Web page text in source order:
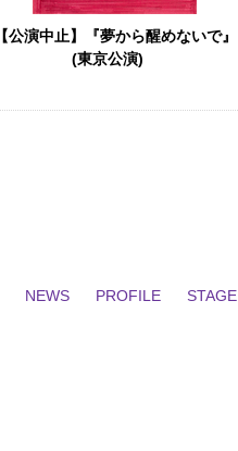
【公演中止】『夢から醒めないで』
(東京公演)
NEWS PROFILE STAGE